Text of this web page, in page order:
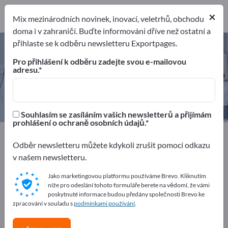
Lékařské přístroje – najděte
výrobce a dodavatele
52 50 2
Výrobci50
Distributorů
Inzerujte zdarma na Exportpages!
Potřeby – Nabídky – Použité zboží – Obchodní kontakty
>> začněte zde
Zveřejněte svou společnost a své
×
Mix mezinárodních novinek, inovací, veletrhů, obchodu
doma i v zahraničí. Buďte informováni dříve než ostatní a
přihlaste se k odběru newsletteru Exportpages.
Pro přihlášení k odběru zadejte svou e-mailovou
adresu.
Souhlasím se zasíláním vašich newsletterů a přijímám
prohlášení o ochraně osobních údajů.
Odběr newsletteru můžete kdykoli zrušit pomocí odkazu
v našem newsletteru.
Jako marketingovou platformu používáme Brevo. Kliknutím
níže pro odeslání tohoto formuláře berete na vědomí, že vámi
poskytnuté informace budou předány společnosti Brevo ke
zpracování v souladu spodmínkami používání.